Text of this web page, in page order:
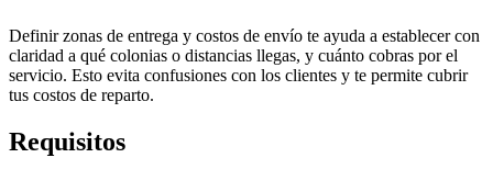
Definir zonas de entrega y costos de envío te ayuda a establecer con
claridad a qué colonias o distancias llegas, y cuánto cobras por el
servicio. Esto evita confusiones con los clientes y te permite cubrir
tus costos de reparto.
Requisitos